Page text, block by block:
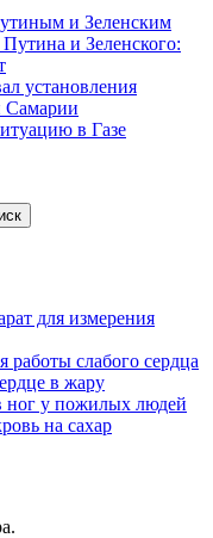
и Зеленским
и Зеленского:
установления
Самарии
в Газе
для измерения
работы слабого сердца
в жару
ног у пожилых людей
на сахар